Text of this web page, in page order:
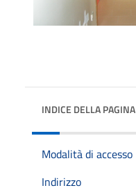
INDICE DELLA PAGINA
Modalità di accesso
Indirizzo